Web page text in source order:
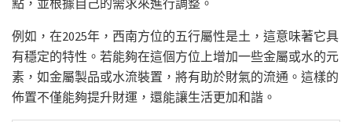
例如，在2025年，西南方位的五行屬性是土，這意味著它具
有穩定的特性。若能夠在這個方位上增加一些金屬或水的元
素，如金屬製品或水流裝置，將有助於財氣的流通。這樣的
佈置不僅能夠提升財運，還能讓生活更加和諧。